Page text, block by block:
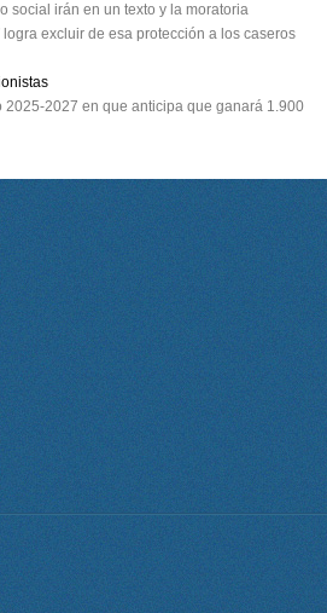
social irán en un texto y la moratoria
excluir de esa protección a los caseros
2027 en que anticipa que ganará 1.900